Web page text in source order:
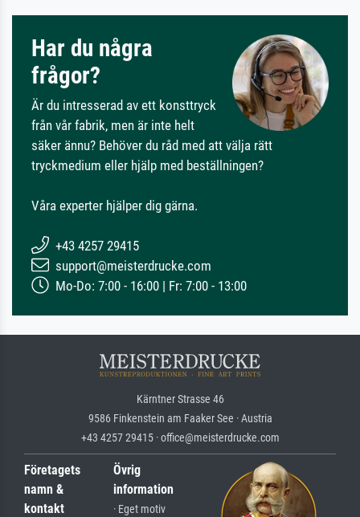
Har du några
frågor?
Är du intresserad av ett konsttryck
från vår fabrik, men är inte helt
säker ännu? Behöver du råd med att välja rätt
tryckmedium eller hjälp med beställningen?
Våra experter hjälper dig gärna.
+43 4257 29415
support@meisterdrucke.com
Mo-Do: 7:00 - 16:00 | Fr: 7:00 - 13:00
Kärntner Strasse 46
9586 Finkenstein am Faaker See · Austria
+43 4257 29415 · office@meisterdrucke.com
Företagets
namn &
kontakt
Övrig
information
· Eget motiv